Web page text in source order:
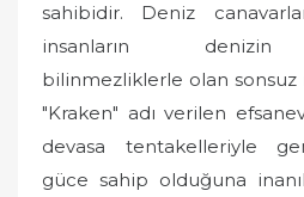
sahibidir. Deniz
insanların denizin
bilinmezliklerle olan sonsuz
"Kraken" adı verilen
devasa tentakelleriyle
güce sahip olduğuna